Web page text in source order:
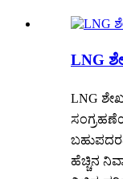
LNG
LNG
ಹೆಚ್ಚಿನ